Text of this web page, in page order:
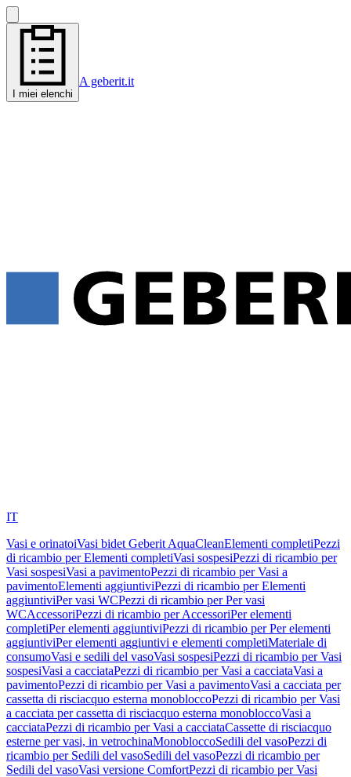
I miei elenchi
A geberit.it
IT
Vasi e orinatoiVasi bidet Geberit AquaCleanElementi completiPezzi
di ricambio per Elementi completiVasi sospesiPezzi di ricambio per
Vasi sospesiVasi a pavimentoPezzi di ricambio per Vasi a
pavimentoElementi aggiuntiviPezzi di ricambio per Elementi
aggiuntiviPer vasi WCPezzi di ricambio per Per vasi
WCAccessoriPezzi di ricambio per AccessoriPer elementi
completiPer elementi aggiuntiviPezzi di ricambio per Per elementi
aggiuntiviPer elementi aggiuntivi e elementi completiMateriale di
consumoVasi e sedili del vasoVasi sospesiPezzi di ricambio per Vasi
sospesiVasi a cacciataPezzi di ricambio per Vasi a cacciataVasi a
pavimentoPezzi di ricambio per Vasi a pavimentoVasi a cacciata per
cassetta di risciacquo esterna monobloccoPezzi di ricambio per Vasi
a cacciata per cassetta di risciacquo esterna monobloccoVasi a
cacciataPezzi di ricambio per Vasi a cacciataCassette di risciacquo
esterne per vasi, in vetrochinaMonobloccoSedili del vasoPezzi di
ricambio per Sedili del vasoSedili del vasoPezzi di ricambio per
Sedili del vasoVasi versione ComfortPezzi di ricambio per Vasi